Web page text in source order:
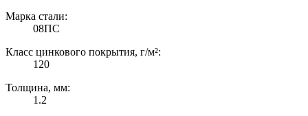
Марка стали:
08ПС
Класс цинкового покрытия, г/м²:
120
Толщина, мм:
1.2